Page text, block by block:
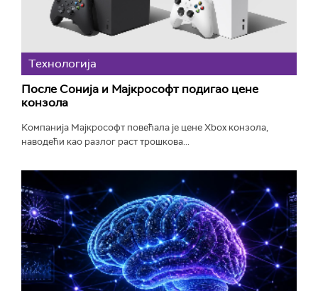
Технологијa
После Сонија и Мајкрософт подигао цене
конзола
Компанија Мајкрософт повећала је цене Xbox конзола,
наводећи као разлог раст трошкова...